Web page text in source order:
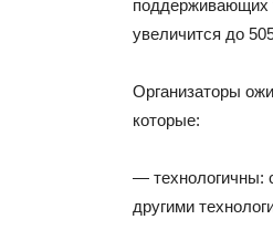
поддерживающих
увеличится до
Организаторы
которые:
— технологичны:
другими